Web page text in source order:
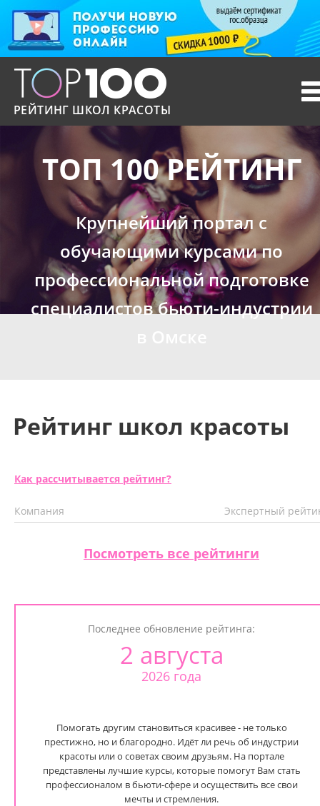
РЕЙТИНГ ШКОЛ КРАСОТЫ
ТОП 100 РЕЙТИНГ
Крупнейший портал с
обучающими курсами по
профессиональной подготовке
специалистов бьюти-индустрии
Рейтинг школ красоты
Как рассчитывается рейтинг?
Компания Экспертный
Посмотреть все рейтинги
Последнее обновление рейтинга:
2 августа
2026 года
Помогать другим становиться красивее - не только
престижно, но и благородно. Идёт ли речь об индустрии
красоты или о советах своим друзьям. На портале
представлены лучшие курсы, которые помогут Вам стать
профессионалом в бьюти-сфере и осуществить все свои
мечты и стремления.